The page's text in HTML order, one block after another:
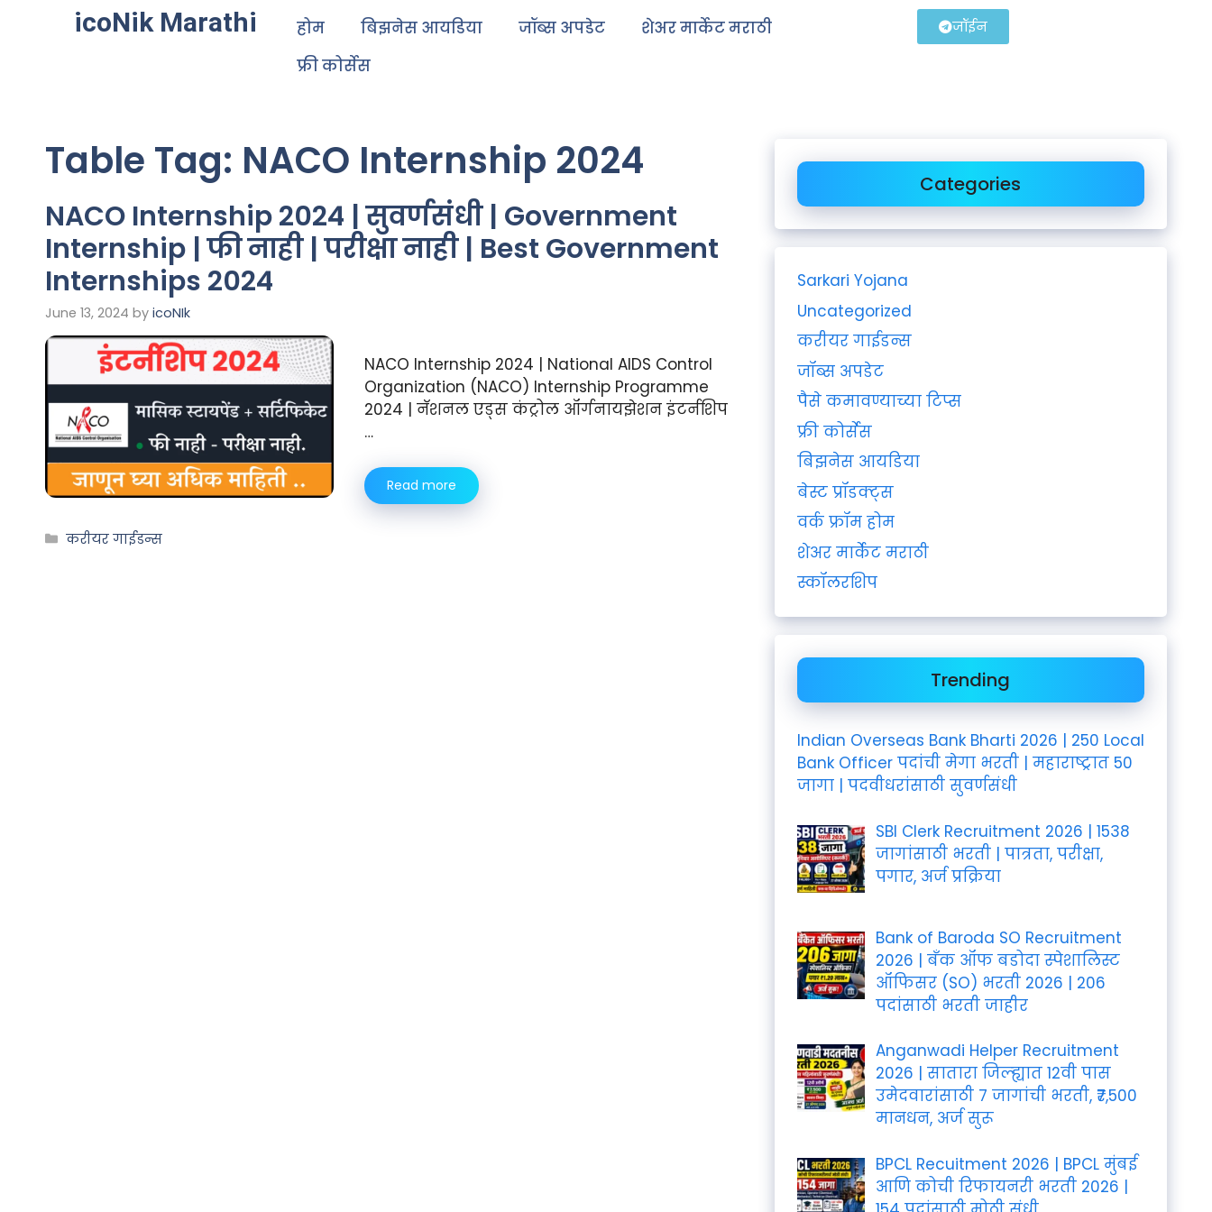
icoNik Marathi होम बिझनेस आयडिया जॉब्स अपडेट
शेअर मार्केट मराठी
फ्री कोर्सेस
जॉईन
Table Tag: NACO Internship 2024
NACO Internship 2024 | सुवर्णसंधी | Government
Internship | फी नाही | परीक्षा नाही | Best Government
Internships 2024
June 13, 2024 by icoNIk
NACO Internship 2024 | National AIDS Control
Organization (NACO) Internship Programme
2024 | नॅशनल एड्स कंट्रोल ऑर्गनायझेशन इंटर्नशिप
…
Read more
करीयर गाईडन्स
Categories
Sarkari Yojana
Uncategorized
करीयर गाईडन्स
जॉब्स अपडेट
पैसे कमावण्याच्या टिप्स
फ्री कोर्सेस
बिझनेस आयडिया
बेस्ट प्रॉडक्ट्स
वर्क फ्रॉम होम
शेअर मार्केट मराठी
स्कॉलरशिप
Trending
Indian Overseas Bank Bharti 2026 | 250 Local
Bank Officer पदांची मेगा भरती | महाराष्ट्रात 50
जागा | पदवीधरांसाठी सुवर्णसंधी
SBI Clerk Recruitment 2026 | 1538
जागांसाठी भरती | पात्रता, परीक्षा,
पगार, अर्ज प्रक्रिया
Bank of Baroda SO Recruitment
2026 | बँक ऑफ बडोदा स्पेशालिस्ट
ऑफिसर (SO) भरती 2026 | 206
पदांसाठी भरती जाहीर
Anganwadi Helper Recruitment
2026 | सातारा जिल्ह्यात 12वी पास
उमेदवारांसाठी 7 जागांची भरती, ₹7,500
मानधन, अर्ज सुरू
BPCL Recuitment 2026 | BPCL मुंबई
आणि कोची रिफायनरी भरती 2026 |